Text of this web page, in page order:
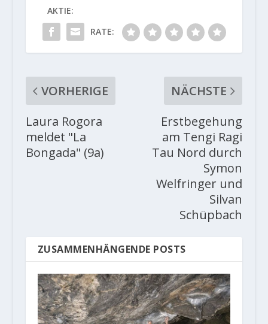
AKTIE:
RATE:
VORHERIGE
Laura Rogora
meldet "La
Bongada" (9a)
NÄCHSTE
Erstbegehung
am Tengi Ragi
Tau Nord durch
Symon
Welfringer und
Silvan
Schüpbach
ZUSAMMENHÄNGENDE POSTS